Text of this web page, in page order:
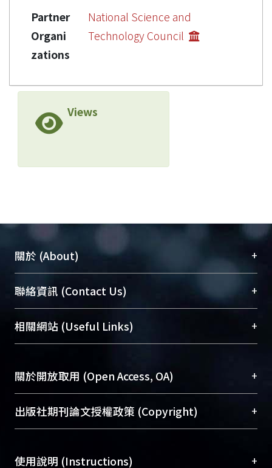
Partner
Organi
zations
National Science and
Technology Council
Views
關於 (About) +
臺大位居世界頂尖大學之列，為永久珍藏及向國際
展現本校豐碩的研究成果及學術能量，圖書館整合
機構典藏（NTUR）與學術庫（AH）不同功能平
台，成為臺大學術典藏NTU scholars。期能整合研
成果。
To permanently archive and promote researcher
profiles and scholarly works, Library integrates the
services of “NTU Repository” with “Academic
聯絡資訊 (Contact Us) +
總館學科館員(Main Library)
醫學圖書館學科館員(Medical Library)
Sciences Library)
相關網站 (Useful Links) +
關於開放取用 (Open Access, OA) +
開放取用是從使用者角度提升資訊取用性的社會運
動，應用在學術研究上是透過將研究著作公開供使
用逐年攀升。同時可加速研究發展、提升研究影響
出版社期刊論文授權政策 (Copyright) +
含部分內容的版權非匯入者所有，或由第三方贊
使用說明 (Instructions) +